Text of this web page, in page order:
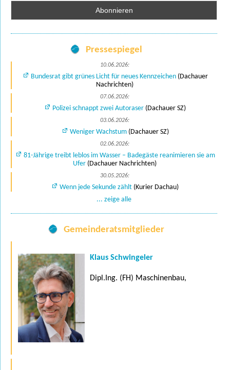
Pressespiegel
10.06.2026:
Bundesrat gibt grünes Licht für neues Kennzeichen(Dachauer
Nachrichten)
07.06.2026:
Polizei schnappt zwei Autoraser (Dachauer SZ)
03.06.2026:
Weniger Wachstum(Dachauer SZ)
02.06.2026:
81-Jährige treibt leblos im Wasser – Badegäste reanimieren sie am
Ufer(Dachauer Nachrichten)
30.05.2026:
Wenn jede Sekunde zählt (Kurier Dachau)
... zeige alle
Gemeinderatsmitglieder
Klaus Schwingeler
Dipl.Ing. (FH) Maschinenbau,